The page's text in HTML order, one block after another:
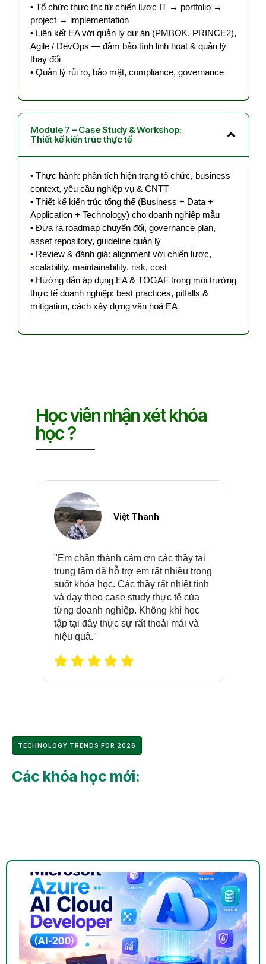
• Tổ chức thực thi: từ chiến lược IT → portfolio →
project → implementation
• Liên kết EA với quản lý dự án (PMBOK, PRINCE2),
Agile / DevOps — đảm bảo tính linh hoạt & quản lý
thay đổi
• Quản lý rủi ro, bảo mật, compliance, governance
Module 7 – Case Study & Workshop:
Thiết kế kiến trúc thực tế
• Thực hành: phân tích hiện trạng tổ chức, business
context, yêu cầu nghiệp vụ & CNTT
• Thiết kế kiến trúc tổng thể (Business + Data +
Application + Technology) cho doanh nghiệp mẫu
• Đưa ra roadmap chuyển đổi, governance plan,
asset repository, guideline quản lý
• Review & đánh giá: alignment với chiến lược,
scalability, maintainability, risk, cost
• Hướng dẫn áp dụng EA & TOGAF trong môi trường
thực tế doanh nghiệp: best practices, pitfalls &
mitigation, cách xây dựng văn hoá EA
Học viên nhận xét khóa
học ?
Việt Thanh
"Em chân thành cảm ơn các thầy tại
trung tâm đã hỗ trợ em rất nhiều trong
suốt khóa học. Các thầy rất nhiệt tình
và dạy theo case study thực tế của
từng doanh nghiệp. Không khí học
tập tại đây thực sự rất thoải mái và
hiệu quả."
TECHNOLOGY TRENDS FOR 2026
Các khóa học mới: